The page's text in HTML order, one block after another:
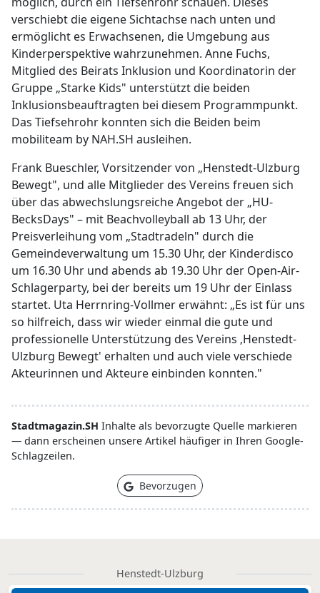
verschiebt die eigene Sichtachse nach unten und
ermöglicht es Erwachsenen, die Umgebung aus
Kinderperspektive wahrzunehmen. Anne Fuchs,
Mitglied des Beirats Inklusion und Koordinatorin der
Gruppe „Starke Kids" unterstützt die beiden
Inklusionsbeauftragten bei diesem Programmpunkt.
Das Tiefsehrohr konnten sich die Beiden beim
mobiliteam by NAH.SH ausleihen.
Frank Bueschler, Vorsitzender von „Henstedt-Ulzburg
Bewegt", und alle Mitglieder des Vereins freuen sich
über das abwechslungsreiche Angebot der „HU-
BecksDays" – mit Beachvolleyball ab 13 Uhr, der
Preisverleihung vom „Stadtradeln" durch die
Gemeindeverwaltung um 15.30 Uhr, der Kinderdisco
um 16.30 Uhr und abends ab 19.30 Uhr der Open-Air-
Schlagerparty, bei der bereits um 19 Uhr der Einlass
startet. Uta Herrnring-Vollmer erwähnt: „Es ist für uns
so hilfreich, dass wir wieder einmal die gute und
professionelle Unterstützung des Vereins ‚Henstedt-
Ulzburg Bewegt' erhalten und auch viele verschiede
Akteurinnen und Akteure einbinden konnten."
Stadtmagazin.SH Inhalte als bevorzugte Quelle markieren
— dann erscheinen unsere Artikel häufiger in Ihren Google-
Schlagzeilen.
Bevorzugen
Henstedt-Ulzburg